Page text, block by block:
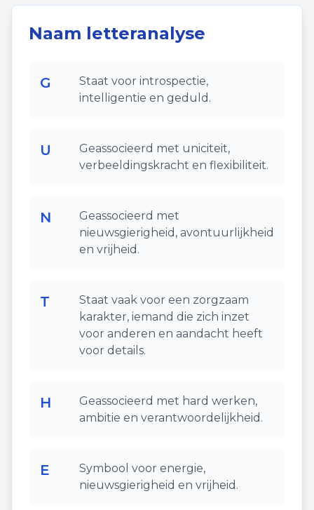
Naam letteranalyse
G
Staat voor introspectie,
intelligentie en geduld.
U
Geassocieerd met uniciteit,
verbeeldingskracht en flexibiliteit.
N
Geassocieerd met
nieuwsgierigheid, avontuurlijkheid
en vrijheid.
T
Staat vaak voor een zorgzaam
karakter, iemand die zich inzet
voor anderen en aandacht heeft
voor details.
H
Geassocieerd met hard werken,
ambitie en verantwoordelijkheid.
E
Symbool voor energie,
nieuwsgierigheid en vrijheid.